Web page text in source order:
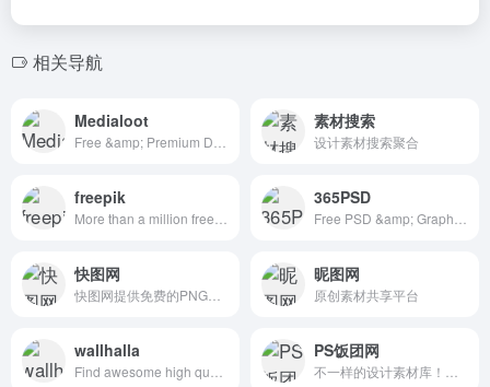
相关导航
Medialoot 素材搜索
设计素材搜索聚合
freepik 365PSD
快图网 昵图网
原创素材共享平台
wallhalla PS饭团网